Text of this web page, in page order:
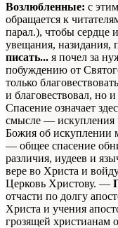
Возлюбленные: с
обращается к
парал.), чтобы сердце
увещания, назидания,
писать... я почел за
побуждению от
только
и благовествовал, но
Спасение означает
смысле — искупления
Божия об искуплении
— общее спасение
различия, иудеев и
вере во Христа и
Церковь Христову. —
отчасти по долгу
Христа и учения
грозящей христианам